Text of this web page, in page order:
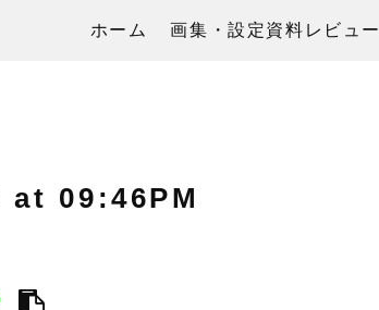
ホーム 画集・設定資料レビュー
at 09:46PM